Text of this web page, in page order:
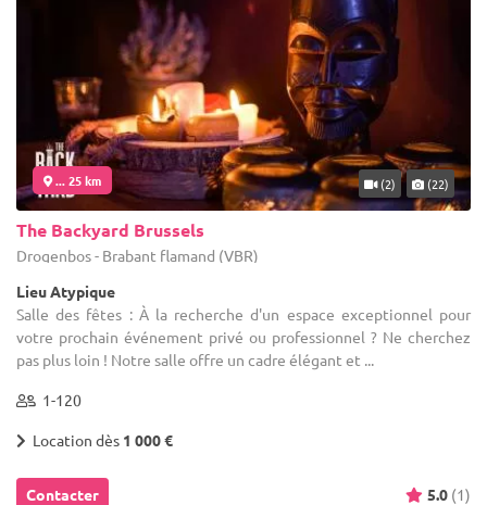
... 25 km (2) (22)
The Backyard Brussels
Drogenbos - Brabant flamand (VBR)
Lieu Atypique
Salle des fêtes : À la recherche d'un espace exceptionnel pour
votre prochain événement privé ou professionnel ? Ne cherchez
pas plus loin ! Notre salle offre un cadre élégant et ...
1-120
Location dès 1 000 €
Contacter 5.0 (1)